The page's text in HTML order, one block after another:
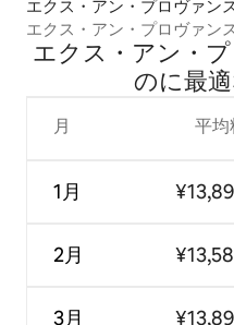
エクス・アン・プロヴァン
アパート
エクス・アン・プロヴァン
ート
エクス・アン・
の⁠に最⁠
月
1月
2月
3月
平均